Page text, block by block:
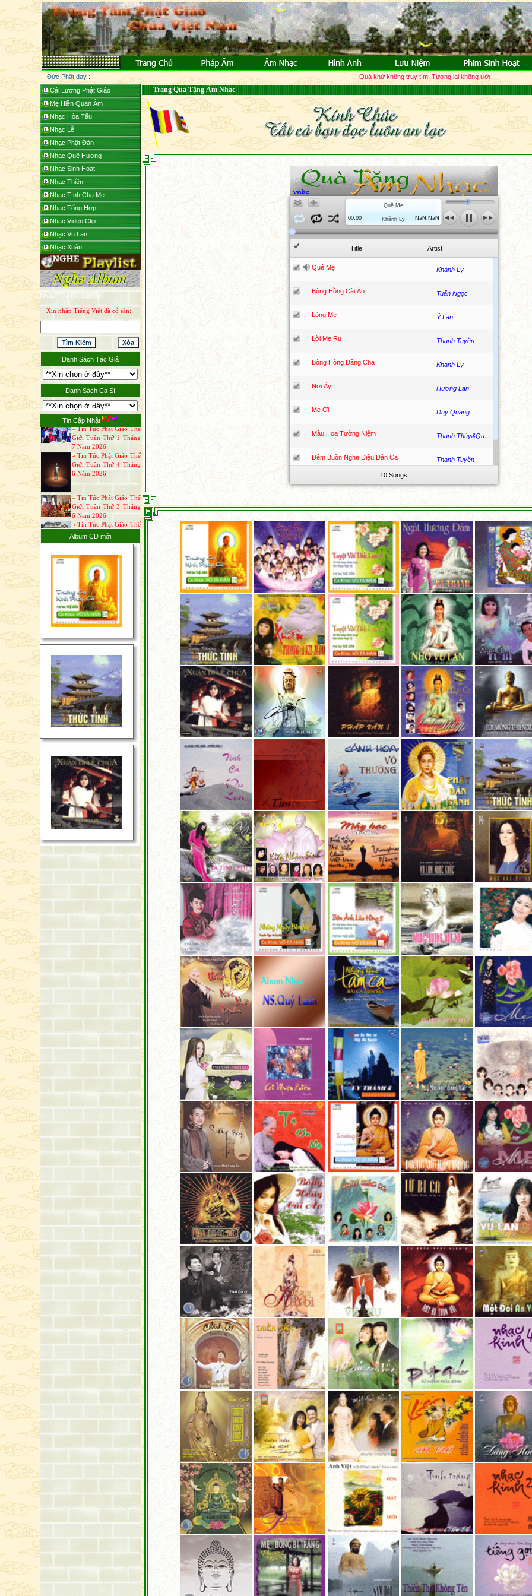
Đức Phật dạy : Quá khứ không truy tìm, Tương lai không ước vọng; Quá khứ
Cải Lương Phật Giáo
Mẹ Hiền Quan Âm
Nhạc Hòa Tấu
Nhạc Lễ
Nhạc Phật Đản
Nhạc Quê Hương
Nhạc Sinh Hoạt
Nhạc Thiền
Nhạc Tình Cha Mẹ
Nhạc Tổng Hợp
Nhạc Video Clip
Nhạc Vu Lan
Nhạc Xuân
Nhập Tựa Đề cần tìm:
Xin nhập Tiếng Việt đã có sẳn:
Danh Sách Tác Giả
Danh Sách Ca Sĩ
Tin Cập Nhật
Tin Tức Phật Giáo Thế
8 Năm 2026
Tin Tức Phật Giáo
Tuần Thứ 4 Tháng 7
Năm 2026
Tin Tức Phật Giáo Thế
Giới Tuần Thứ 3 Tháng
7 Năm 2026
Thông Báo Đại Lễ Vu
Lan Báo Hiếu Năm 2026
Tin Tức Phật Giáo Thế
Giới Tuần Thứ 1 Tháng
7 Năm 2026
Tin Tức Phật Giáo Thế
Giới Tuần Thứ 4 Tháng
6 Năm 2026
Tin Tức Phật Giáo Thế
Giới Tuần Thứ 3 Tháng
6 Năm 2026
Tin Tức Phật Giáo Thế
Giới Tuần Thứ 2 Tháng
6 Năm 2026
Tin Tức Phật Giáo Thế
Giới Tuần Thứ 1 Tháng
Tin Tức Phật Giáo Thế
Giới Tuần Thứ 4 Tháng
5 Năm 2026
Album CD mới
Trang Quà Tặng Âm Nhạc
Quê Mẹ
Khánh Ly
00:00 NaN:NaN
Title Artist
Quê Mẹ Khánh Ly
Bông Hồng Cài Áo Tuấn Ngọc
Lòng Mẹ Ý Lan
Lời Mẹ Ru Thanh Tuyền
Bông Hồng Dâng Cha Khánh Ly
Nơi Ấy Hương Lan
Mẹ Ơi Duy Quang
Màu Hoa Tưởng Niệm Thanh Thủy&Quốc Kiệt
Đêm Buồn Nghe Điệu Dân Ca Thanh Tuyền
Trường Vũ
10 Songs